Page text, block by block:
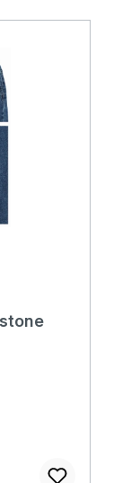
5 Sternen